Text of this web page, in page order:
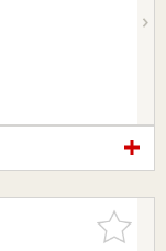
お気に入
りに追加